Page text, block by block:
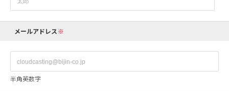
メールアドレス
半角英数字